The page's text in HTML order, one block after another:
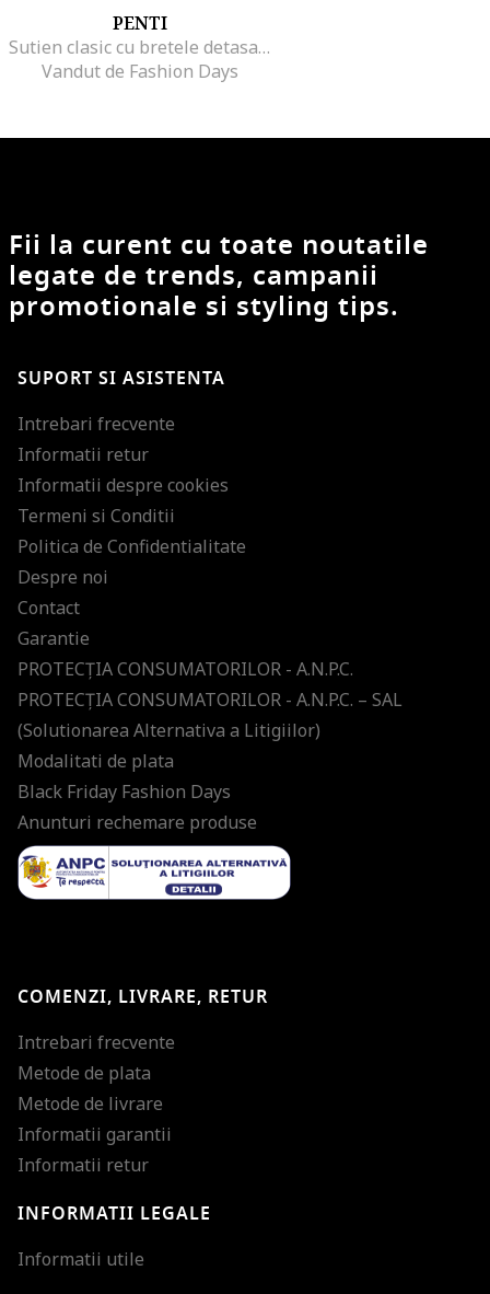
PENTI
Sutien clasic cu bretele detasabile Lol UP, Alb
Vandut de Fashion Days
Fii la curent cu toate noutatile
legate de trends, campanii
promotionale si styling tips.
SUPORT SI ASISTENTA
Intrebari frecvente
Informatii retur
Informatii despre cookies
Termeni si Conditii
Politica de Confidentialitate
Despre noi
Contact
Garantie
PROTECŢIA CONSUMATORILOR - A.N.P.C.
PROTECŢIA CONSUMATORILOR - A.N.P.C. – SAL
(Solutionarea Alternativa a Litigiilor)
Modalitati de plata
Black Friday Fashion Days
Anunturi rechemare produse
COMENZI, LIVRARE, RETUR
Intrebari frecvente
Metode de plata
Metode de livrare
Informatii garantii
Informatii retur
INFORMATII LEGALE
Informatii utile